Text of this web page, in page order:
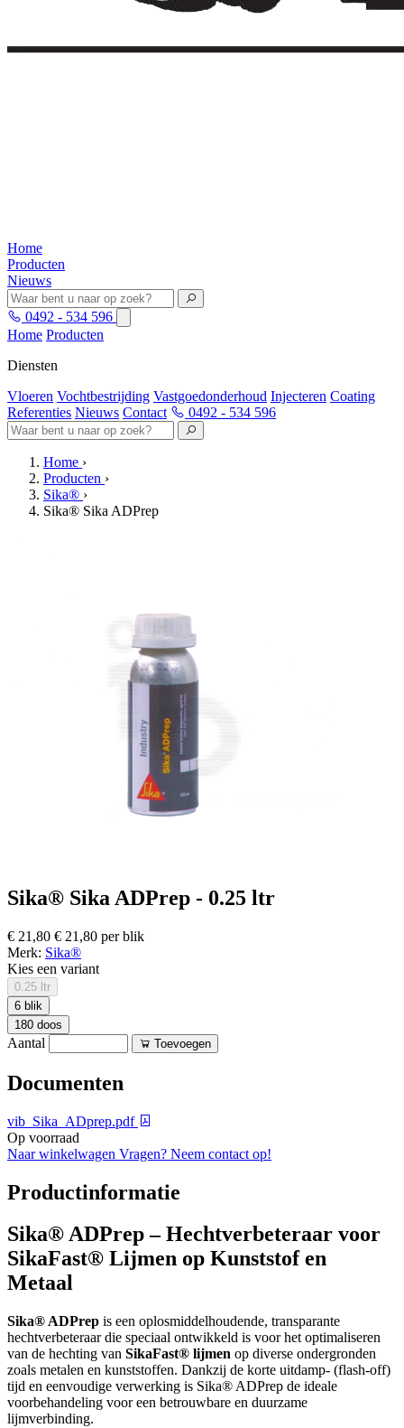
Home
Producten
Nieuws
0492 - 534 596
Home Producten
Diensten
Vloeren Vochtbestrijding Vastgoedonderhoud Injecteren Coating
Referenties Nieuws Contact 0492 - 534 596
Home ›
Producten ›
Sika® ›
Sika® Sika ADPrep
Sika® Sika ADPrep - 0.25 ltr
€ 21,80 € 21,80 per blik
Merk: Sika®
Kies een variant
0.25 ltr
6 blik
180 doos
Aantal Toevoegen
Documenten
vib_Sika_ADprep.pdf
Op voorraad
Naar winkelwagen Vragen? Neem contact op!
Productinformatie
Sika® ADPrep – Hechtverbeteraar voor
SikaFast® Lijmen op Kunststof en
Metaal
Sika® ADPrep is een oplosmiddelhoudende, transparante
hechtverbeteraar die speciaal ontwikkeld is voor het optimaliseren
van de hechting van SikaFast® lijmen op diverse ondergronden
zoals metalen en kunststoffen. Dankzij de korte uitdamp- (flash-off)
tijd en eenvoudige verwerking is Sika® ADPrep de ideale
voorbehandeling voor een betrouwbare en duurzame
lijmverbinding.